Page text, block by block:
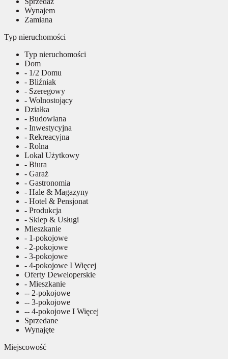
Wynajem
Zamiana
Typ nieruchomości
Typ nieruchomości
Dom
- 1/2 Domu
- Bliźniak
- Szeregowy
- Wolnostojący
Działka
- Budowlana
- Inwestycyjna
- Rekreacyjna
- Rolna
Lokal Użytkowy
- Biura
- Garaż
- Gastronomia
- Hale & Magazyny
- Hotel & Pensjonat
- Produkcja
- Sklep & Usługi
Mieszkanie
- 1-pokojowe
- 2-pokojowe
- 3-pokojowe
- 4-pokojowe I Więcej
Oferty Deweloperskie
- Mieszkanie
-- 2-pokojowe
-- 3-pokojowe
-- 4-pokojowe I Więcej
Sprzedane
Wynajęte
Miejscowość